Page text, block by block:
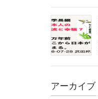
アーカイブ